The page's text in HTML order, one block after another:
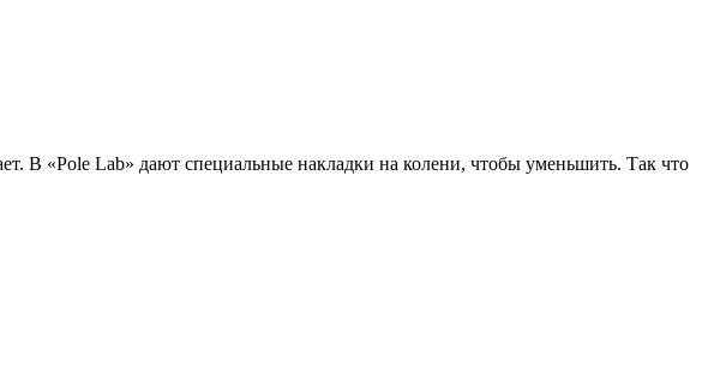
В «Pole Lab» дают специальные накладки на колени, чтобы уменьшить. Так что